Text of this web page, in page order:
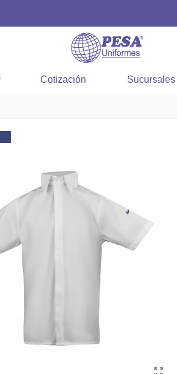
Cotización Sucursales